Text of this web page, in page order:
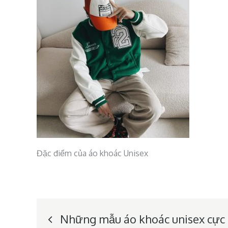
Đặc điểm của áo khoác Unisex
Post
Những mẫu áo khoác unisex cực